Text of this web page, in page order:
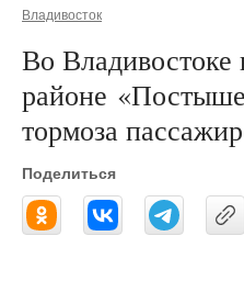
Владивосток
Во Владивостоке
районе
тормоза
Поделиться